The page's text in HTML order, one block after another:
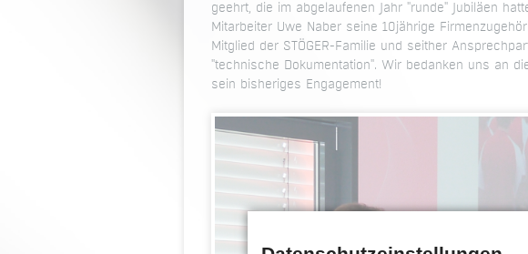
geehrt, die im abgelaufenen Jahr "runde" Jubiläen
Mitarbeiter Uwe Naber seine 10jährige
Mitglied der STÖGER-Familie und seither
"technische Dokumentation". Wir bedanken uns an
sein bisheriges Engagement!